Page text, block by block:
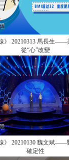
》 20210313 馬長生——
從“心”改變
》 20210130 魏文斌——
確定性